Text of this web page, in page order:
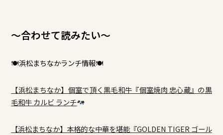
～合わせて読みたい～
🍽浜松まちなかランチ情報🍽
【浜松まちなか】個室で頂く黒毛和牛『個室焼肉 忠心蔵』の黒
毛和牛 カルビ ランチ
【浜松まちなか】本格的な中華を堪能『GOLDEN TIGER ゴール